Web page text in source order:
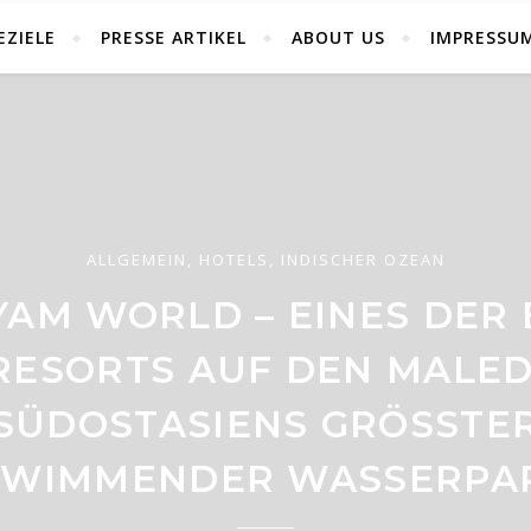
PRESSE ARTIKEL ABOUT US
ALLGEMEIN , HOTELS , INDISCHER OZEAN
WORLD – EINES DER
AUF DEN
GRÖSSTER
OBLU AT HELENGELI
DER DER
DEN MALEDIVEN[:]
AFRIKA ,HOTELS, REISE
GAME LODGE –
NÄHE KRÜGER